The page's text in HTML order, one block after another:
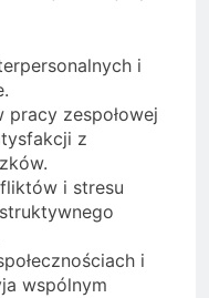
i
zespołowej
z
i stresu
i
wspólnym